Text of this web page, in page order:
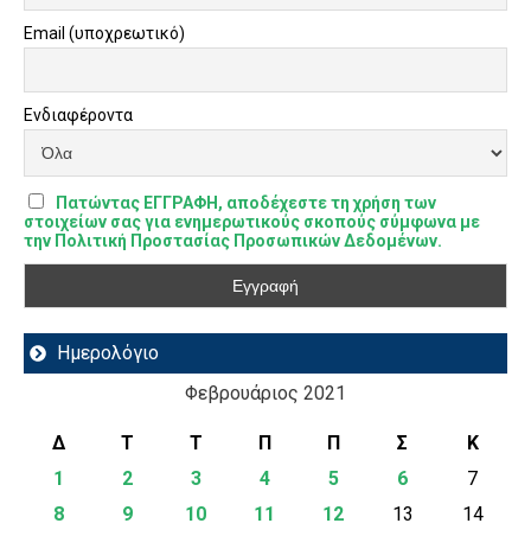
Email (υποχρεωτικό)
Ενδιαφέροντα
Πατώντας ΕΓΓΡΑΦΗ, αποδέχεστε τη χρήση των
στοιχείων σας για ενημερωτικούς σκοπούς σύμφωνα με
την Πολιτική Προστασίας Προσωπικών Δεδομένων.
Ημερολόγιο
Φεβρουάριος 2021
Δ Τ Τ Π Π Σ
Κ
1
2 3 4 5 6
7
8
9 10 11 12 13
14